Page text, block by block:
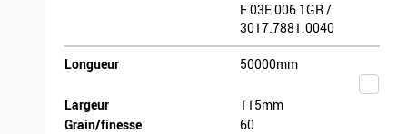
F 03E 006 1GR /
3017.7881.0040
Longueur 50000mm
Largeur
115mm
Grain/finesse
60